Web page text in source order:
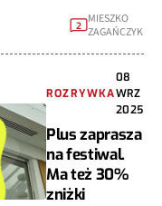
2
MIESZKO
ZAGAŃCZYK
ROZRYWKA
08
WRZ
2025
Plus zaprasza
na festiwal.
Ma też 30%
zniżki